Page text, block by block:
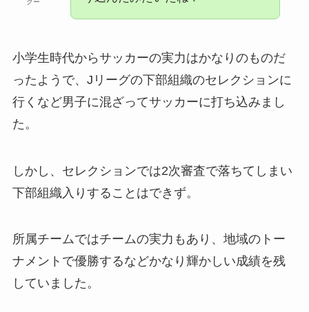
クー
小学生時代からサッカーの実力はかなりのものだ
ったようで、Jリーグの下部組織のセレクションに
行くなど男子に混ざってサッカーに打ち込みまし
た。
しかし、セレクションでは2次審査で落ちてしまい
下部組織入りすることはできず。
所属チームではチームの実力もあり、地域のトー
ナメントで優勝するなどかなり輝かしい成績を残
していました。